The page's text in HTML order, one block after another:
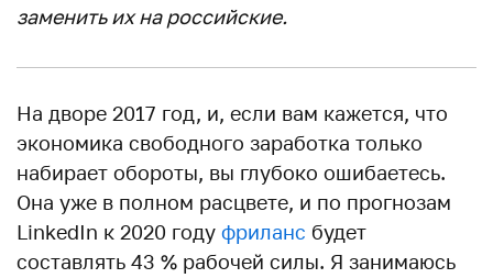
заменить их на российские.
На дворе 2017 год, и, если вам кажется, что
экономика свободного заработка только
набирает обороты, вы глубоко ошибаетесь.
Она уже в полном расцвете, и по прогнозам
LinkedIn к 2020 году фриланс будет
составлять 43 % рабочей силы. Я занимаюсь